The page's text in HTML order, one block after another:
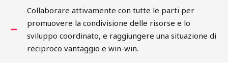
Collaborare attivamente con tutte le parti per
promuovere la condivisione delle risorse e lo
sviluppo coordinato, e raggiungere una situazione di
reciproco vantaggio e win-win.